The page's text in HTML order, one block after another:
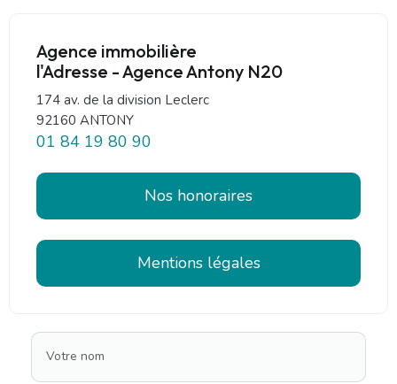
Agence immobilière
l'Adresse - Agence Antony N20
174 av. de la division Leclerc
92160 ANTONY
01 84 19 80 90
Nos honoraires
Mentions légales
Votre nom